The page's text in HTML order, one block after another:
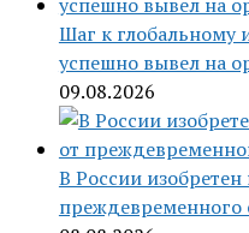
Шаг к глобальному
успешно вывел на
09.08.2026
В России
преждевременного